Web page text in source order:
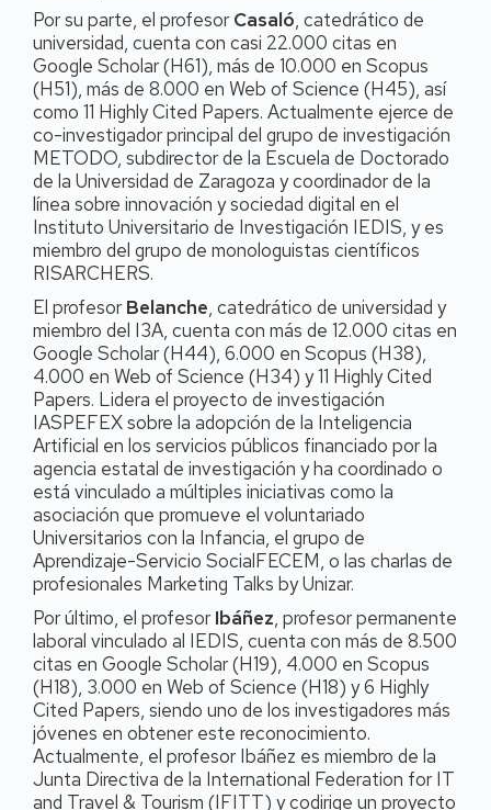
Por su parte, el profesor Casaló, catedrático de
universidad, cuenta con casi 22.000 citas en
Google Scholar (H61), más de 10.000 en Scopus
(H51), más de 8.000 en Web of Science (H45), así
como 11 Highly Cited Papers. Actualmente ejerce de
co-investigador principal del grupo de investigación
METODO, subdirector de la Escuela de Doctorado
de la Universidad de Zaragoza y coordinador de la
línea sobre innovación y sociedad digital en el
Instituto Universitario de Investigación IEDIS, y es
miembro del grupo de monologuistas científicos
RISARCHERS.
El profesor Belanche, catedrático de universidad y
miembro del I3A, cuenta con más de 12.000 citas en
Google Scholar (H44), 6.000 en Scopus (H38),
4.000 en Web of Science (H34) y 11 Highly Cited
Papers. Lidera el proyecto de investigación
IASPEFEX sobre la adopción de la Inteligencia
Artificial en los servicios públicos financiado por la
agencia estatal de investigación y ha coordinado o
está vinculado a múltiples iniciativas como la
asociación que promueve el voluntariado
Universitarios con la Infancia, el grupo de
Aprendizaje-Servicio SocialFECEM, o las charlas de
profesionales Marketing Talks by Unizar.
Por último, el profesor Ibáñez, profesor permanente
laboral vinculado al IEDIS, cuenta con más de 8.500
citas en Google Scholar (H19), 4.000 en Scopus
(H18), 3.000 en Web of Science (H18) y 6 Highly
Cited Papers, siendo uno de los investigadores más
jóvenes en obtener este reconocimiento.
Actualmente, el profesor Ibáñez es miembro de la
Junta Directiva de la International Federation for IT
and Travel & Tourism (IFITT) y codirige un proyecto